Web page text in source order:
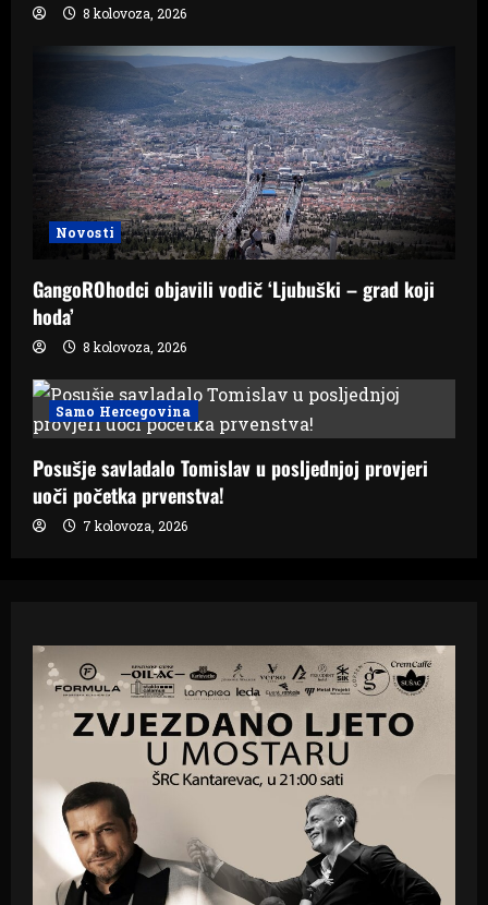
8 kolovoza, 2026
Novosti
GangoROhodci objavili vodič ‘Ljubuški – grad koji
hoda’
8 kolovoza, 2026
Samo Hercegovina
Posušje savladalo Tomislav u posljednjoj provjeri
uoči početka prvenstva!
7 kolovoza, 2026